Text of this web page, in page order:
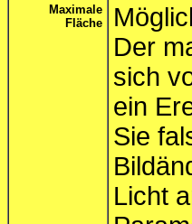
Maximale
Fläche
Der
sich
ein
Sie
Licht